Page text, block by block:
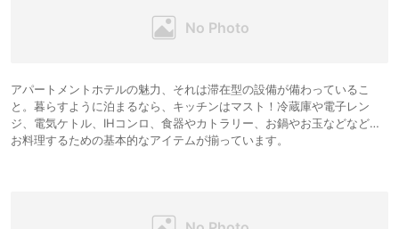
アパートメントホテルの魅力、それは滞在型の設備が備わっているこ
と。暮らすように泊まるなら、キッチンはマスト！冷蔵庫や電子レン
ジ、電気ケトル、IHコンロ、食器やカトラリー、お鍋やお玉などなど…
お料理するための基本的なアイテムが揃っています。